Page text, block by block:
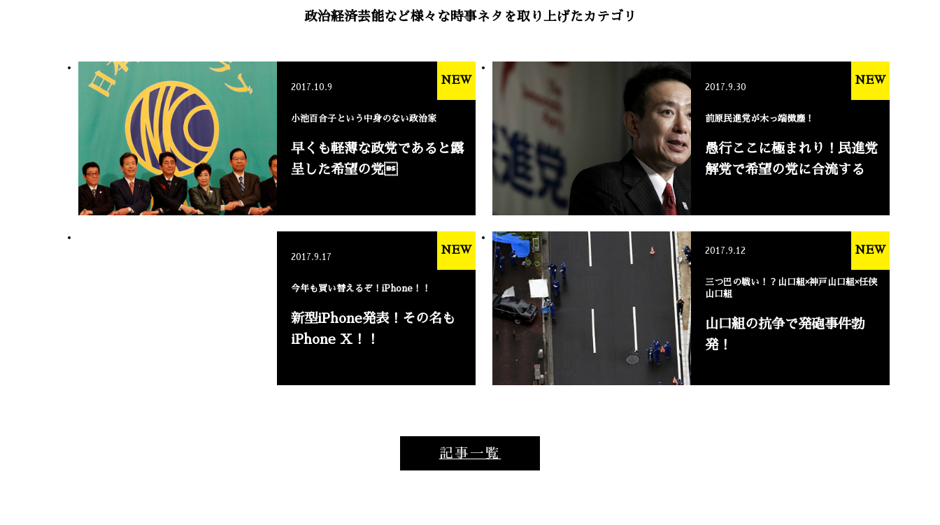
政治経済芸能など様々な時事ネタを取り上げたカテゴリ
2017.10.9
小池百合子という中身のない政治家
早くも軽薄な政党であると露
呈した希望の党
NEW
2017.9.30
前原民進党が木っ端微塵！
愚行ここに極まれり！民進党
解党で希望の党に合流する
NEW
2017.9.17
今年も買い替えるぞ！iPhone！！
新型iPhone発表！その名も
iPhone X！！
NEW 2017.9.12
三つ巴の戦い！？山口組×神戸山口組×任侠
山口組
山口組の抗争で発砲事件勃
発！
NEW
記事一覧